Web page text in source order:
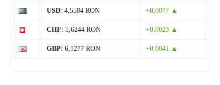
Joi
14 august
USD: 4,5584 RON +0,0077 ▲
CHF: 5,6244 RON +0,0023 ▲
GBP: 6,1277 RON +0,0041 ▲